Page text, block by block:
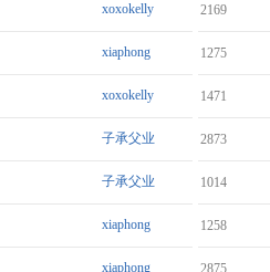
xoxokelly 2169
xiaphong 1275
xoxokelly 1471
子承父业 2873
子承父业 1014
xiaphong 1258
xiaphong 2875